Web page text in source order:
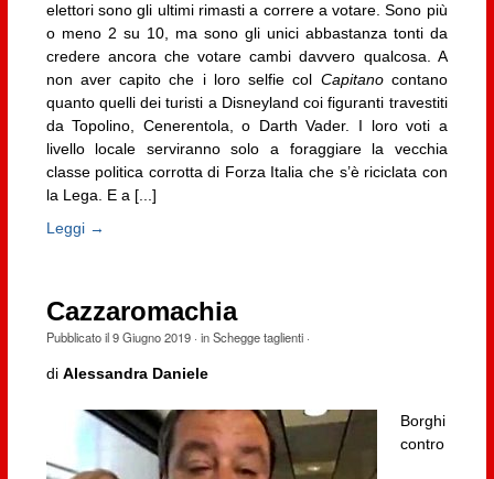
elettori sono gli ultimi rimasti a correre a votare. Sono più
o meno 2 su 10, ma sono gli unici abbastanza tonti da
credere ancora che votare cambi davvero qualcosa. A
non aver capito che i loro selfie col Capitano contano
quanto quelli dei turisti a Disneyland coi figuranti travestiti
da Topolino, Cenerentola, o Darth Vader. I loro voti a
livello locale serviranno solo a foraggiare la vecchia
classe politica corrotta di Forza Italia che s’è riciclata con
la Lega. E a [...]
Leggi →
Cazzaromachia
Pubblicato il9 Giugno 2019· inSchegge taglienti·
di Alessandra Daniele
Borghi
contro